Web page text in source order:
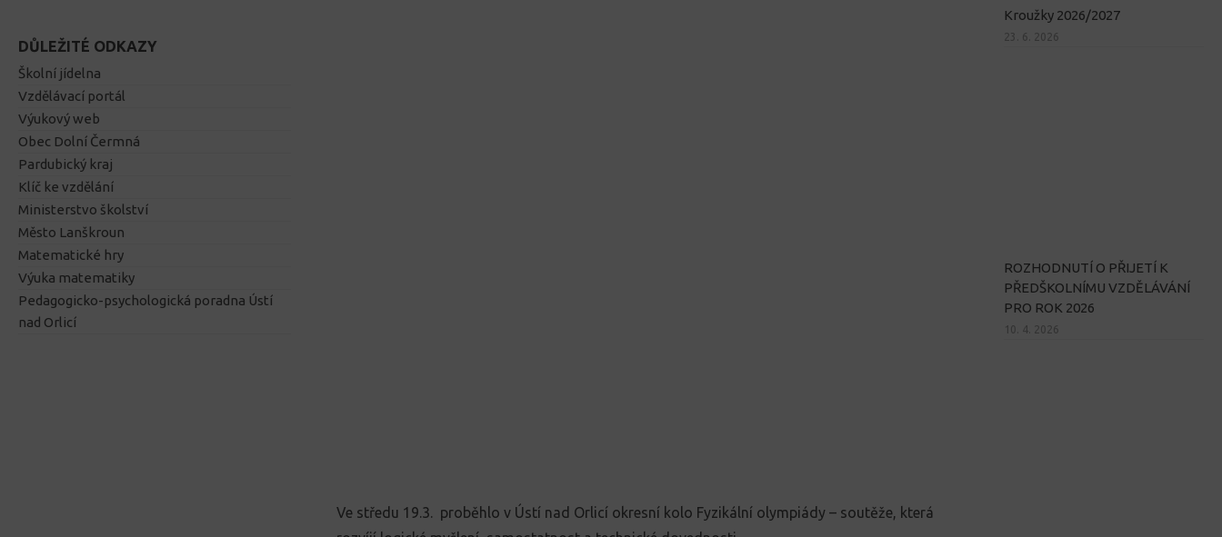
Ve středu 19.3. proběhlo v Ústí nad Orlicí okresní kolo Fyzikální olympiády – soutěže, která
DŮLEŽITÉ ODKAZY
Školní jídelna
Vzdělávací portál
Výukový web
Obec Dolní Čermná
Pardubický kraj
Klíč ke vzdělání
Ministerstvo školství
Město Lanškroun
Matematické hry
Výuka matematiky
Pedagogicko-psychologická poradna Ústí
nad Orlicí
Kroužky 2026/2027
23. 6. 2026
ROZHODNUTÍ O PŘIJETÍ K
PŘEDŠKOLNÍMU VZDĚLÁVÁNÍ
PRO ROK 2026
10. 4. 2026